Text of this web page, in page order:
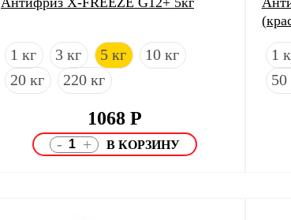
1 кг 3 кг 5 кг
10 кг
20 кг
220 кг
1068 Р
- +
1
50